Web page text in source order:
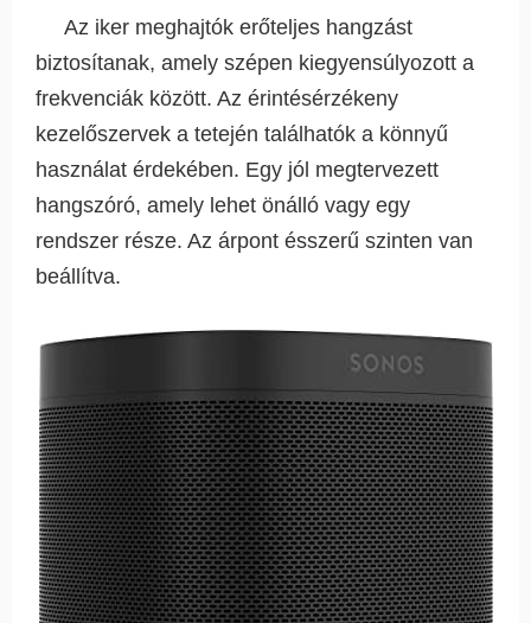
Az iker meghajtók erőteljes hangzást
biztosítanak, amely szépen kiegyensúlyozott a
frekvenciák között. Az érintésérzékeny
kezelőszervek a tetején találhatók a könnyű
használat érdekében. Egy jól megtervezett
hangszóró, amely lehet önálló vagy egy
rendszer része. Az árpont ésszerű szinten van
beállítva.